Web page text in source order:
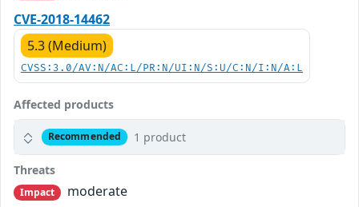
CVE-2018-14462
5.3 (Medium)
CVSS:3.0/AV:N/AC:L/PR:N/UI:N/S:U/C:N/I:N/A:L
Affected products
Recommended 1 product
Threats
Impact
moderate